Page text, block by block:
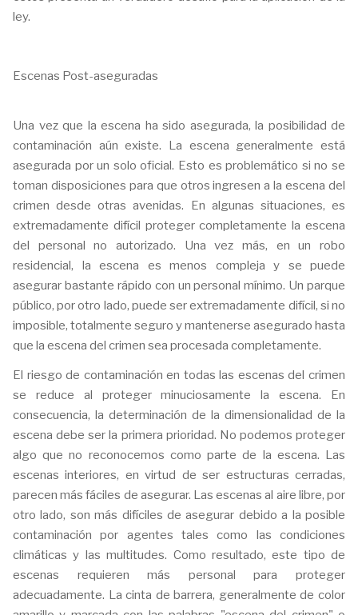
ley.
Escenas Post-aseguradas
Una vez que la escena ha sido asegurada, la posibilidad de
contaminación aún existe. La escena generalmente está
asegurada por un solo oficial. Esto es problemático si no se
toman disposiciones para que otros ingresen a la escena del
crimen desde otras avenidas. En algunas situaciones, es
extremadamente difícil proteger completamente la escena
del personal no autorizado. Una vez más, en un robo
residencial, la escena es menos compleja y se puede
asegurar bastante rápido con un personal mínimo. Un parque
público, por otro lado, puede ser extremadamente difícil, si no
imposible, totalmente seguro y mantenerse asegurado hasta
que la escena del crimen sea procesada completamente.
El riesgo de contaminación en todas las escenas del crimen
se reduce al proteger minuciosamente la escena. En
consecuencia, la determinación de la dimensionalidad de la
escena debe ser la primera prioridad. No podemos proteger
algo que no reconocemos como parte de la escena. Las
escenas interiores, en virtud de ser estructuras cerradas,
parecen más fáciles de asegurar. Las escenas al aire libre, por
otro lado, son más difíciles de asegurar debido a la posible
contaminación por agentes tales como las condiciones
climáticas y las multitudes. Como resultado, este tipo de
escenas requieren más personal para proteger
adecuadamente. La cinta de barrera, generalmente de color